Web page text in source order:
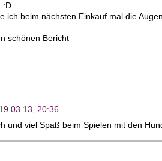
:D
ich beim nächsten Einkauf mal die
schönen Bericht
19.03.13, 20:36
und viel Spaß beim Spielen mit den